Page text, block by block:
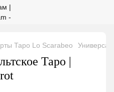
Таро Lo Scarabeo
Таро |